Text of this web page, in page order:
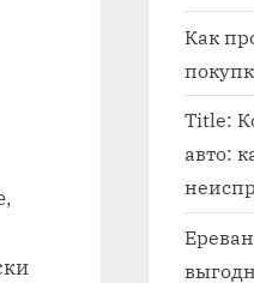
Как
Title:
авто: